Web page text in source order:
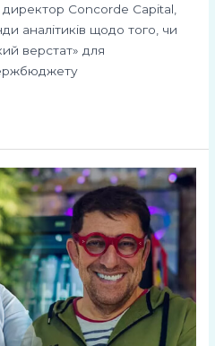
Concorde Capital,
аналітиків щодо того, чи
верстат» для